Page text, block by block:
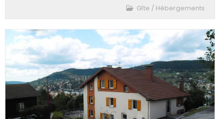
Gîte / Hébergements